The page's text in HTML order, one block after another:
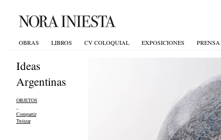
OBRAS LIBROS CV COLOQUIAL EXPOSICIONES PRENSA
Ideas
Argentinas
OBJETOS
Compartir
Twitear